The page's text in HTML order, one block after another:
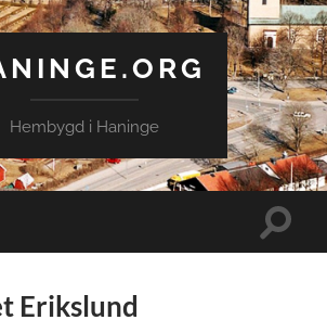
Hembygd i Haninge
Slå
Erikslund